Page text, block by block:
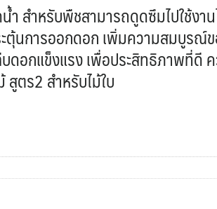
ำ สำหรับพืชสามารถดูดซึมไปใช้งา
ะตุ้นการออกดอก เพิ่มความสมบูรณ์
อกแข็งแรง เพื่อประสิทธิภาพที่ดี
สูตร2 สำหรับไม้ใบ